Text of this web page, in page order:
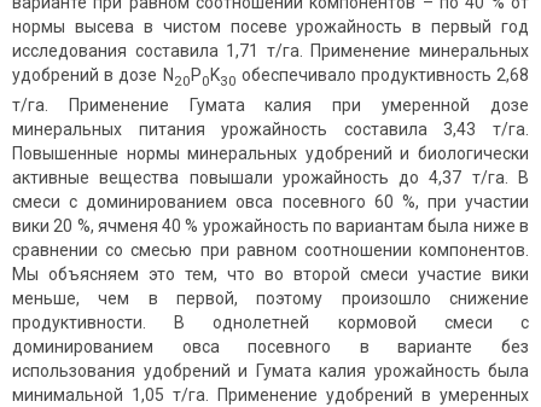
нормы высева в чистом посеве урожайность в первый год
исследования составила 1,71 т/га. Применение минеральных
удобрений в дозе N 20 P0 K30 обеспечивало продуктивность 2,68
т/га. Применение Гумата калия при умеренной дозе
минеральных питания урожайность составила 3,43 т/га.
Повышенные нормы минеральных удобрений и биологически
активные вещества повышали урожайность до 4,37 т/га. В
смеси с доминированием овса посевного 60 %, при участии
вики 20 %, ячменя 40 % урожайность по вариантам была ниже в
сравнении со смесью при равном соотношении компонентов.
Мы объясняем это тем, что во второй смеси участие вики
меньше, чем в первой, поэтому произошло снижение
продуктивности. В однолетней кормовой смеси с
доминированием овса посевного в варианте без
использования удобрений и Гумата калия урожайность была
минимальной 1,05 т/га. Применение удобрений в умеренных